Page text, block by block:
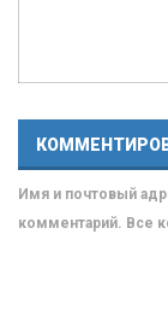
Имя и почтовый
комментарий. Все